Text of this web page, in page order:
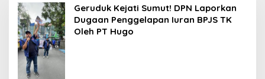
Geruduk Kejati Sumut! DPN Laporkan
Dugaan Penggelapan Iuran BPJS TK
Oleh PT Hugo